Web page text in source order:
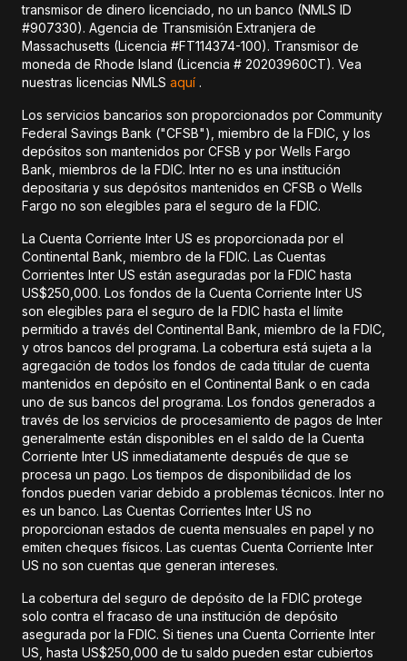
transmisor de dinero licenciado, no un banco (NMLS ID
#907330). Agencia de Transmisión Extranjera de
Massachusetts (Licencia #FT114374-100). Transmisor de
moneda de Rhode Island (Licencia # 20203960CT). Vea
nuestras licencias NMLS aquí .
Los servicios bancarios son proporcionados por Community
Federal Savings Bank ("CFSB"), miembro de la FDIC, y los
depósitos son mantenidos por CFSB y por Wells Fargo
Bank, miembros de la FDIC. Inter no es una institución
depositaria y sus depósitos mantenidos en CFSB o Wells
Fargo no son elegibles para el seguro de la FDIC.
La Cuenta Corriente Inter US es proporcionada por el
Continental Bank, miembro de la FDIC. Las Cuentas
Corrientes Inter US están aseguradas por la FDIC hasta
US$250,000. Los fondos de la Cuenta Corriente Inter US
son elegibles para el seguro de la FDIC hasta el límite
permitido a través del Continental Bank, miembro de la FDIC,
y otros bancos del programa. La cobertura está sujeta a la
agregación de todos los fondos de cada titular de cuenta
mantenidos en depósito en el Continental Bank o en cada
uno de sus bancos del programa. Los fondos generados a
través de los servicios de procesamiento de pagos de Inter
generalmente están disponibles en el saldo de la Cuenta
Corriente Inter US inmediatamente después de que se
procesa un pago. Los tiempos de disponibilidad de los
fondos pueden variar debido a problemas técnicos. Inter no
es un banco. Las Cuentas Corrientes Inter US no
proporcionan estados de cuenta mensuales en papel y no
emiten cheques físicos. Las cuentas Cuenta Corriente Inter
US no son cuentas que generan intereses.
La cobertura del seguro de depósito de la FDIC protege
solo contra el fracaso de una institución de depósito
asegurada por la FDIC. Si tienes una Cuenta Corriente Inter
US, hasta US$250,000 de tu saldo pueden estar cubiertos